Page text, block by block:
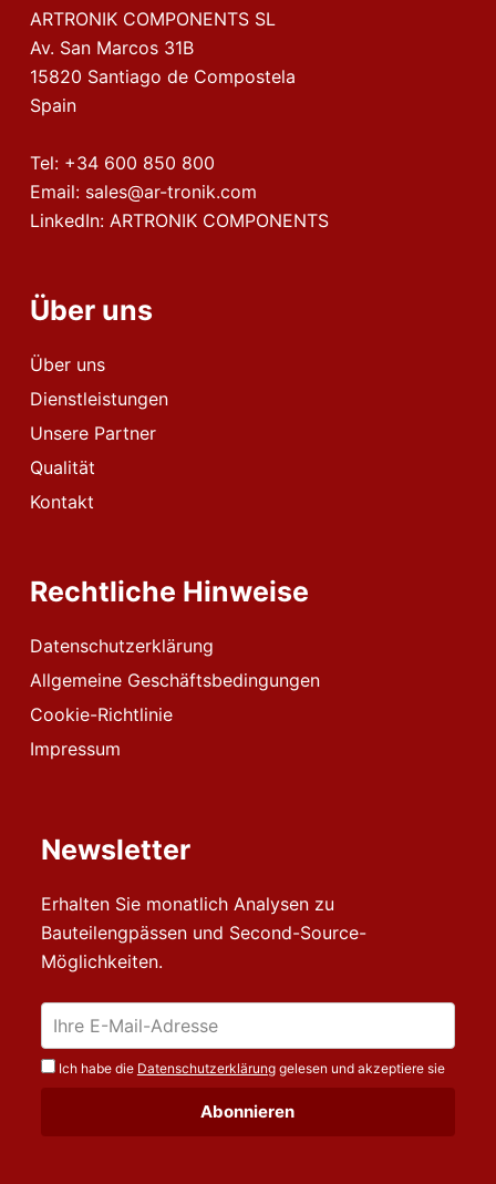
ARTRONIK COMPONENTS SL
Av. San Marcos 31B
15820 Santiago de Compostela
Spain
Tel: +34 600 850 800
Email: sales@ar-tronik.com
LinkedIn: ARTRONIK COMPONENTS
Über uns
Über uns
Dienstleistungen
Unsere Partner
Qualität
Kontakt
Rechtliche Hinweise
Datenschutzerklärung
Allgemeine Geschäftsbedingungen
Cookie-Richtlinie
Impressum
Newsletter
Erhalten Sie monatlich Analysen zu
Bauteilengpässen und Second-Source-
Möglichkeiten.
Ich habe die Datenschutzerklärunggelesen und akzeptiere sie